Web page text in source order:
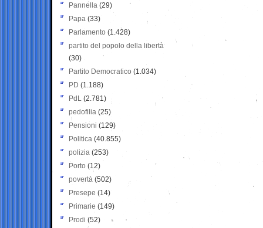
Pannella (29)
Papa (33)
Parlamento (1.428)
partito del popolo della libertà
(30)
Partito Democratico (1.034)
PD (1.188)
PdL (2.781)
pedofilia (25)
Pensioni (129)
Politica (40.855)
polizia (253)
Porto (12)
povertà (502)
Presepe (14)
Primarie (149)
Prodi (52)